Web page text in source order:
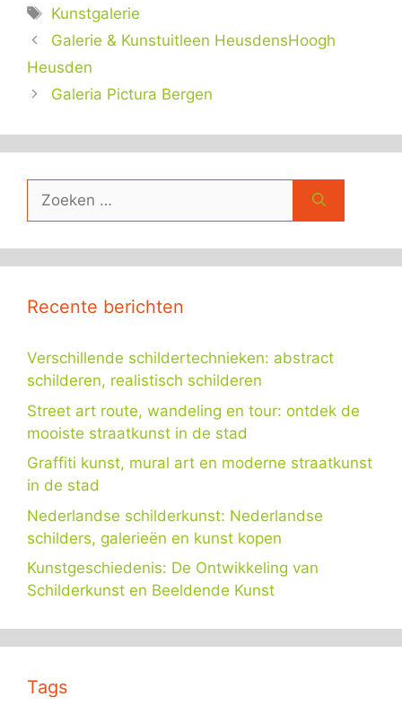
Tags
Kunstgalerie
Galerie & Kunstuitleen HeusdensHoogh
Heusden
Galeria Pictura Bergen
Zoek
Recente berichten
Verschillende schildertechnieken: abstract
schilderen, realistisch schilderen
Street art route, wandeling en tour: ontdek de
mooiste straatkunst in de stad
Graffiti kunst, mural art en moderne straatkunst
in de stad
Nederlandse schilderkunst: Nederlandse
schilders, galerieën en kunst kopen
Kunstgeschiedenis: De Ontwikkeling van
Schilderkunst en Beeldende Kunst
Tags